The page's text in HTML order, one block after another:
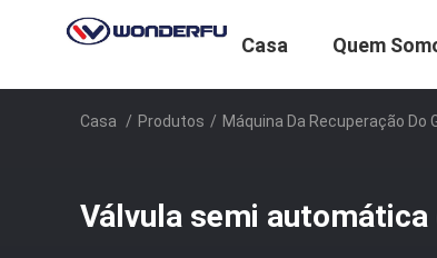
Casa Quem
Casa / Produtos / Máquina Da Recuperação Do
Válvula semi